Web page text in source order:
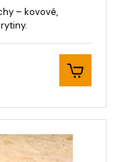
– kovové,